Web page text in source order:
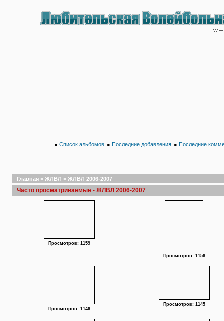
● Список альбомов ● Последние добавления ● Последние
Главная > ЖЛВЛ > ЖЛВЛ 2006-2007
Часто просматриваемые - ЖЛВЛ 2006-2007
Просмотров: 1159
Просмотров: 1156
Просмотров: 1146
Просмотров: 1145